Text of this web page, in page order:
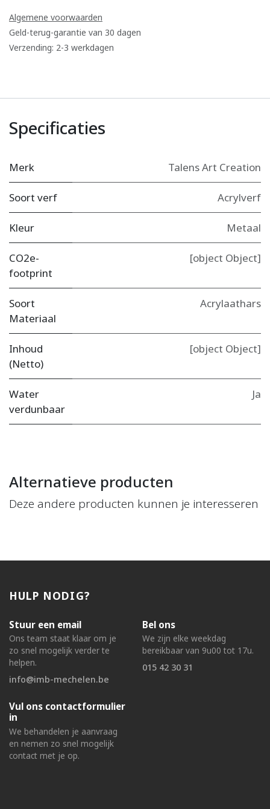
Algemene voorwaarden
Geld-terug-garantie van 30 dagen
Verzending: 2-3 werkdagen
Specificaties
Merk Talens Art Creation
Soort verf Acrylverf
Kleur Metaal
CO2e-
footprint
[object Object]
Soort
Materiaal
Acrylaathars
Inhoud
(Netto)
[object Object]
Water
verdunbaar
Ja
Alternatieve producten
Deze andere producten kunnen je interesseren
HULP NODIG?
Stuur een email
Ons team staat klaar om je
zo snel mogelijk verder te
helpen.
info@imb-mechelen.be
Bel ons
We zijn elke weekdag
bereikbaar van 9u00 tot 17u.
015 42 30 31
Vul ons contactformulier
in
We behandelen je aanvraag
en nemen zo snel mogelijk
contact met je op.